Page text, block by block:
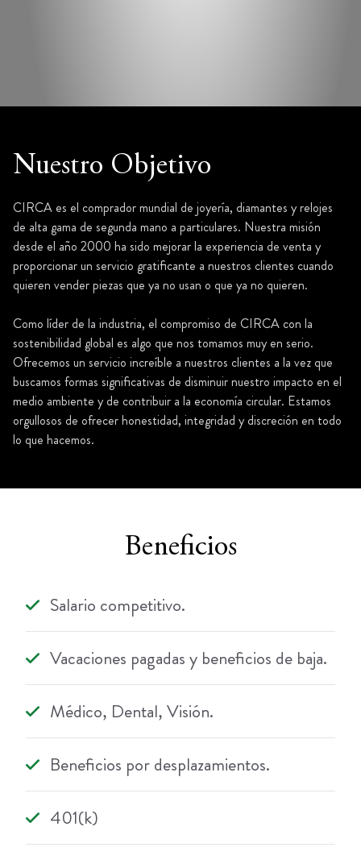
Nuestro Objetivo
CIRCA es el comprador mundial de joyería, diamantes y relojes
de alta gama de segunda mano a particulares. Nuestra misión
desde el año 2000 ha sido mejorar la experiencia de venta y
proporcionar un servicio gratificante a nuestros clientes cuando
quieren vender piezas que ya no usan o que ya no quieren.
Como líder de la industria, el compromiso de CIRCA con la
sostenibilidad global es algo que nos tomamos muy en serio.
Ofrecemos un servicio increíble a nuestros clientes a la vez que
buscamos formas significativas de disminuir nuestro impacto en el
medio ambiente y de contribuir a la economía circular. Estamos
orgullosos de ofrecer honestidad, integridad y discreción en todo
lo que hacemos.
Beneficios
Salario competitivo.
Vacaciones pagadas y beneficios de baja.
Médico, Dental, Visión.
Beneficios por desplazamientos.
401(k)